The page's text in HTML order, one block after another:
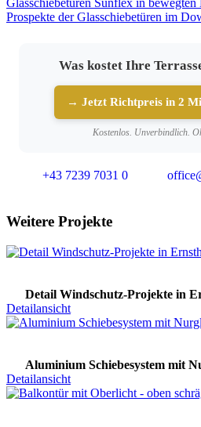
Glasschiebetüren Sunflex in bewegten
Prospekte der Glasschiebetüren im
Was kostet Ihre
→ Jetzt Richtpreis in 2
Kostenlos. Unverbindlich.
+43 7239 7031 0
Weitere Projekte
Detail Windschutz-Projekte in
Detailansicht
Aluminium Schiebesystem mit
Detailansicht